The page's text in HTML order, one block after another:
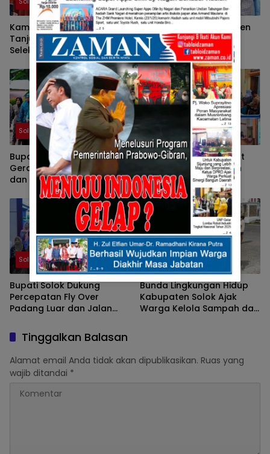
Kampung KB Nagari
Tanjung Balik Solok Ikuti
Seleksi Wawancara
Tingkat Nasional 2026
Ketua TP-PKK Kabupaten
Solok Tunjukkan
Kepedulian terhadap
Korban Bencana
Sepanjang 2025
Solok
Bupati Solok Ingatkan,
Gerakan PKK Harus Hadir
dan Memberi Manfaat
Nyata Bagi Masyarakat
Pemkab Solok Percepat
Penerapan Manajemen
Talenta ASN Melalui
Sosialisasi BKPSDM
Solok
Bupati Solok Dukung
Percepatan Fly Over
Padang Luar dan Jalan
Solok
Bunda Lingkungan Hidup
Kabupaten Solok Ajak
Warga Kelola Sampah dari
Tinggalkan Balasan
Alamat email Anda tidak akan dipublikasikan. Ruas yang
wajib ditandai *